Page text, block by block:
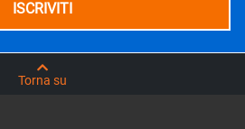
Torna su